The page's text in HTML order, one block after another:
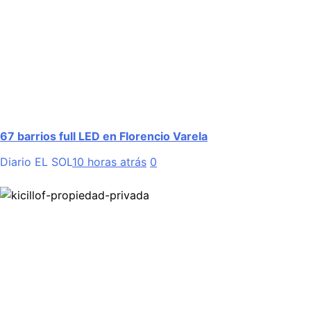
67 barrios full LED en Florencio Varela
Diario EL SOL10 horas atrás 0